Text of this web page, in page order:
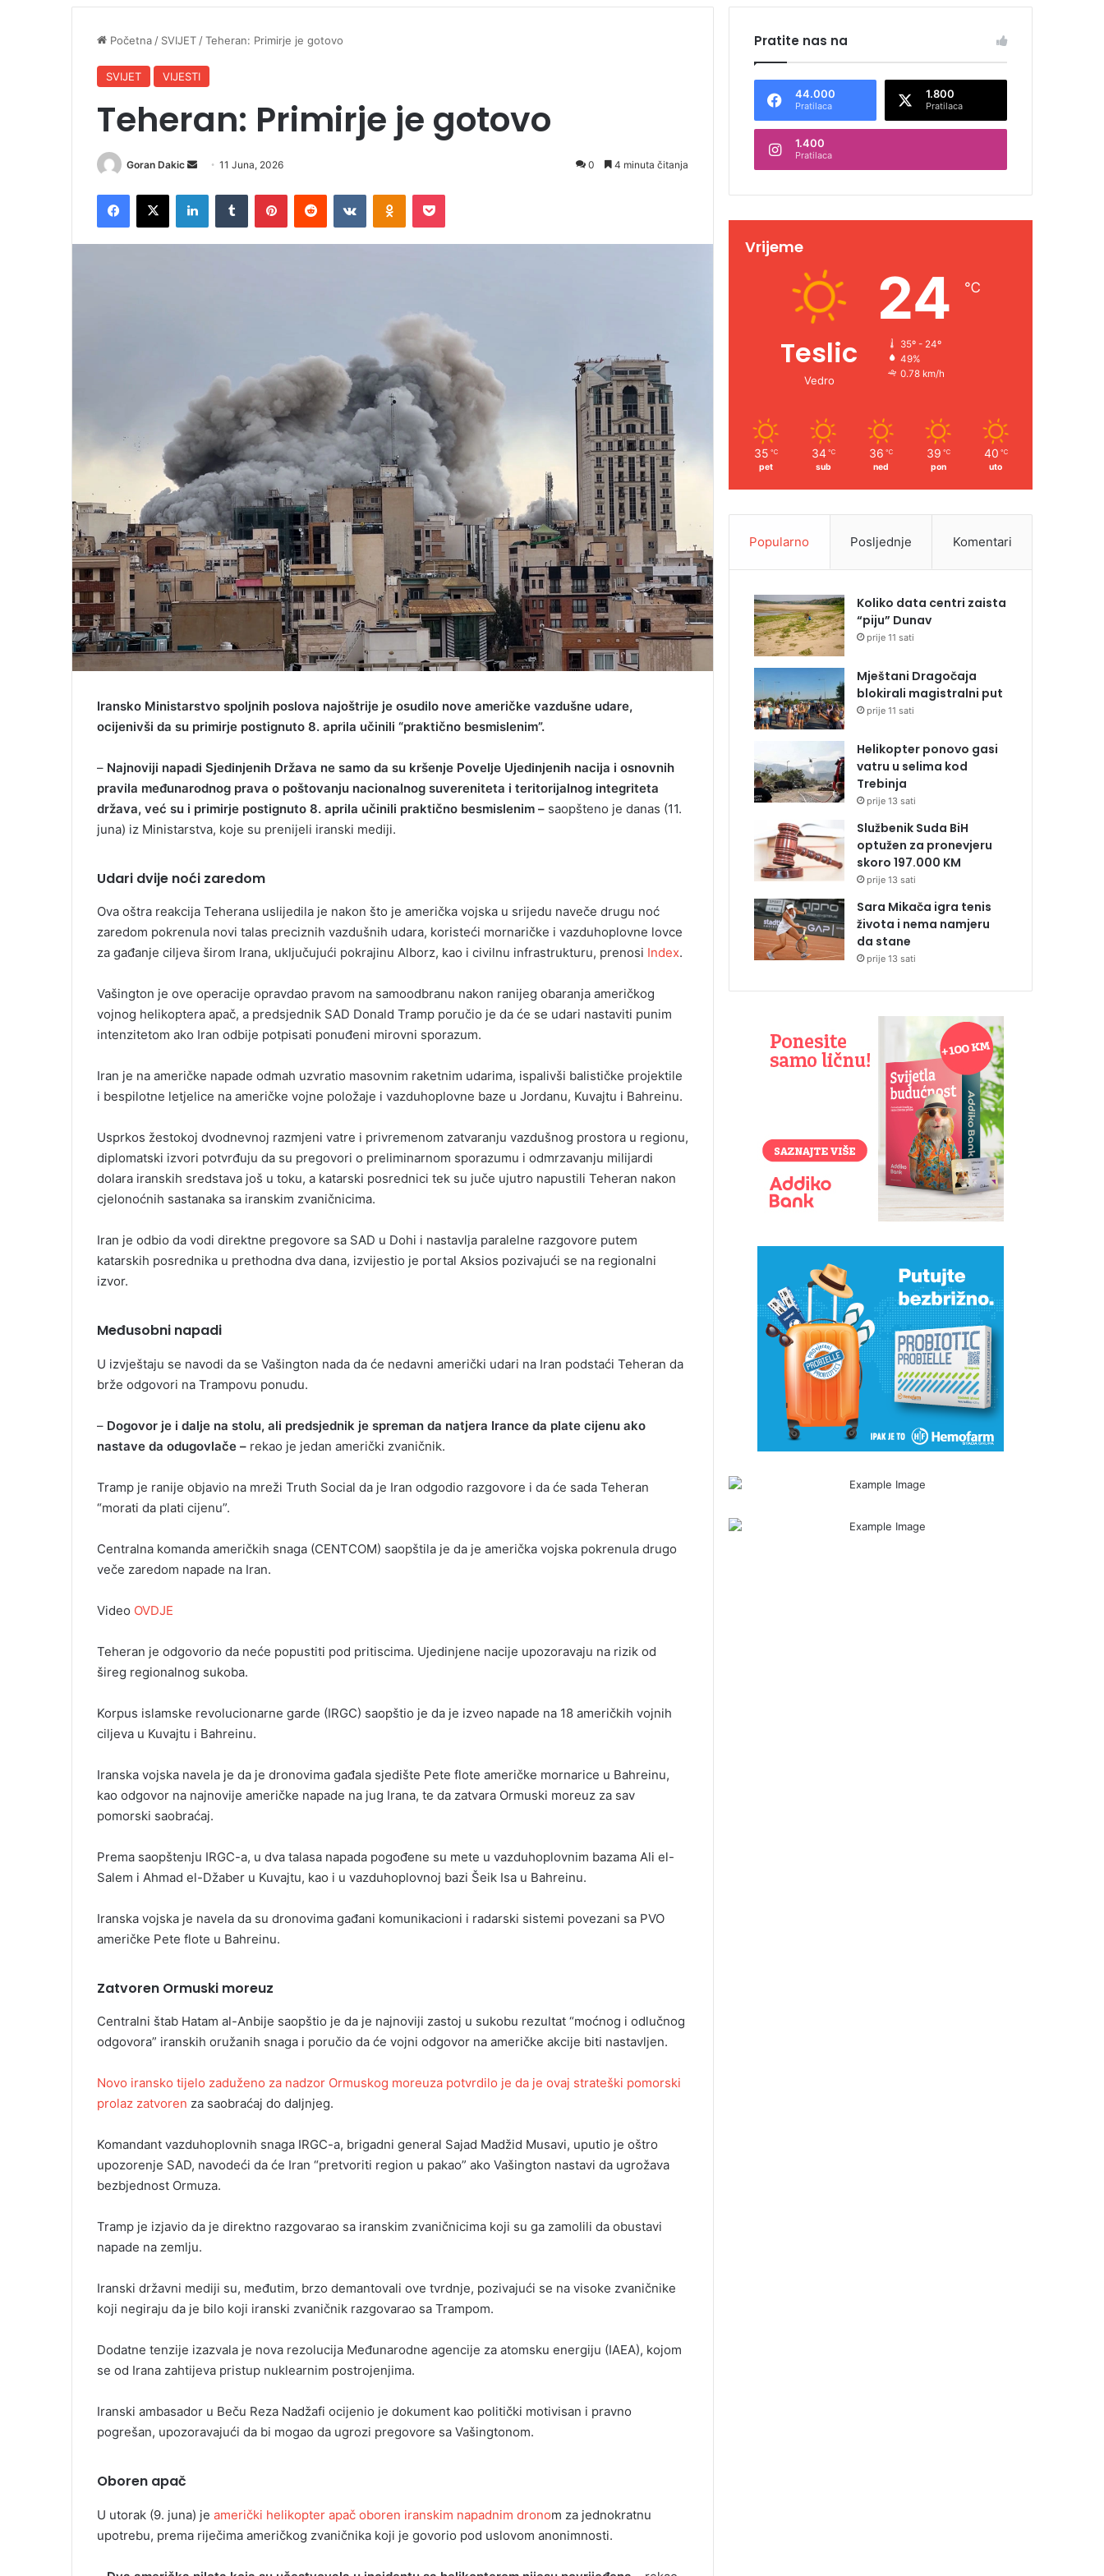
Početna/ SVIJET/Teheran: Primirje je gotovo
SVIJET VIJESTI
Teheran: Primirje je gotovo
Goran Dakic
a
11 Juna, 2026 0 4 minuta čitanja
Iransko Ministarstvo spoljnih poslova najoštrije je osudilo nove američke vazdušne udare,
ocijenivši da su primirje postignuto 8. aprila učinili “praktično besmislenim”.
– Najnoviji napadi Sjedinjenih Država ne samo da su kršenje Povelje Ujedinjenih nacija i osnovnih
pravila međunarodnog prava o poštovanju nacionalnog suvereniteta i teritorijalnog integriteta
država, već su i primirje postignuto 8. aprila učinili praktično besmislenim – saopšteno je danas (11.
juna) iz Ministarstva, koje su prenijeli iranski mediji.
Udari dvije noći zaredom
Ova oštra reakcija Teherana uslijedila je nakon što je američka vojska u srijedu naveče drugu noć
zaredom pokrenula novi talas preciznih vazdušnih udara, koristeći mornaričke i vazduhoplovne lovce
za gađanje ciljeva širom Irana, uključujući pokrajinu Alborz, kao i civilnu infrastrukturu, prenosi Index.
Vašington je ove operacije opravdao pravom na samoodbranu nakon ranijeg obaranja američkog
vojnog helikoptera apač, a predsjednik SAD Donald Tramp poručio je da će se udari nastaviti punim
intenzitetom ako Iran odbije potpisati ponuđeni mirovni sporazum.
Iran je na američke napade odmah uzvratio masovnim raketnim udarima, ispalivši balističke projektile
i bespilotne letjelice na američke vojne položaje i vazduhoplovne baze u Jordanu, Kuvajtu i Bahreinu.
Usprkos žestokoj dvodnevnoj razmjeni vatre i privremenom zatvaranju vazdušnog prostora u regionu,
diplomatski izvori potvrđuju da su pregovori o preliminarnom sporazumu i odmrzavanju milijardi
dolara iranskih sredstava još u toku, a katarski posrednici tek su juče ujutro napustili Teheran nakon
cjelonoćnih sastanaka sa iranskim zvaničnicima.
Iran je odbio da vodi direktne pregovore sa SAD u Dohi i nastavlja paralelne razgovore putem
katarskih posrednika u prethodna dva dana, izvijestio je portal Aksios pozivajući se na regionalni
izvor.
Međusobni napadi
U izvještaju se navodi da se Vašington nada da će nedavni američki udari na Iran podstaći Teheran da
brže odgovori na Trampovu ponudu.
– Dogovor je i dalje na stolu, ali predsjednik je spreman da natjera Irance da plate cijenu ako
nastave da odugovlače – rekao je jedan američki zvaničnik.
Tramp je ranije objavio na mreži Truth Social da je Iran odgodio razgovore i da će sada Teheran
“morati da plati cijenu”.
Centralna komanda američkih snaga (CENTCOM) saopštila je da je američka vojska pokrenula drugo
veče zaredom napade na Iran.
Video OVDJE
Teheran je odgovorio da neće popustiti pod pritiscima. Ujedinjene nacije upozoravaju na rizik od
šireg regionalnog sukoba.
Korpus islamske revolucionarne garde (IRGC) saopštio je da je izveo napade na 18 američkih vojnih
ciljeva u Kuvajtu i Bahreinu.
Iranska vojska navela je da je dronovima gađala sjedište Pete flote američke mornarice u Bahreinu,
kao odgovor na najnovije američke napade na jug Irana, te da zatvara Ormuski moreuz za sav
pomorski saobraćaj.
Prema saopštenju IRGC-a, u dva talasa napada pogođene su mete u vazduhoplovnim bazama Ali el-
Salem i Ahmad el-Džaber u Kuvajtu, kao i u vazduhoplovnoj bazi Šeik Isa u Bahreinu.
Iranska vojska je navela da su dronovima gađani komunikacioni i radarski sistemi povezani sa PVO
američke Pete flote u Bahreinu.
Zatvoren Ormuski moreuz
Centralni štab Hatam al-Anbije saopštio je da je najnoviji zastoj u sukobu rezultat “moćnog i odlučnog
odgovora” iranskih oružanih snaga i poručio da će vojni odgovor na američke akcije biti nastavljen.
Novo iransko tijelo zaduženo za nadzor Ormuskog moreuza potvrdilo je da je ovaj strateški pomorski
prolaz zatvoren za saobraćaj do daljnjeg.
Komandant vazduhoplovnih snaga IRGC-a, brigadni general Sajad Madžid Musavi, uputio je oštro
upozorenje SAD, navodeći da će Iran “pretvoriti region u pakao” ako Vašington nastavi da ugrožava
bezbjednost Ormuza.
Tramp je izjavio da je direktno razgovarao sa iranskim zvaničnicima koji su ga zamolili da obustavi
napade na zemlju.
Iranski državni mediji su, međutim, brzo demantovali ove tvrdnje, pozivajući se na visoke zvaničnike
koji negiraju da je bilo koji iranski zvaničnik razgovarao sa Trampom.
Dodatne tenzije izazvala je nova rezolucija Međunarodne agencije za atomsku energiju (IAEA), kojom
se od Irana zahtijeva pristup nuklearnim postrojenjima.
Iranski ambasador u Beču Reza Nadžafi ocijenio je dokument kao politički motivisan i pravno
pogrešan, upozoravajući da bi mogao da ugrozi pregovore sa Vašingtonom.
Oboren apač
U utorak (9. juna) je američki helikopter apač oboren iranskim napadnim dronom za jednokratnu
upotrebu, prema riječima američkog zvaničnika koji je govorio pod uslovom anonimnosti.
Pratite nas na
44.000
Pratilaca
1.800
Pratilaca
1.400
Pratilaca
Vrijeme
Teslic
Vedro
24 ℃
35º - 24º
49%
0.78 km/h
35 ℃
pet
34 ℃
sub
36 ℃
ned
39 ℃
pon
40 ℃
uto
Popularno Posljednje Komentari
Koliko data centri zaista
“piju” Dunav
prije 11 sati
Mještani Dragočaja
blokirali magistralni put
prije 11 sati
Helikopter ponovo gasi
vatru u selima kod
Trebinja
prije 13 sati
Službenik Suda BiH
optužen za pronevjeru
skoro 197.000 KM
prije 13 sati
Sara Mikača igra tenis
života i nema namjeru
da stane
prije 13 sati